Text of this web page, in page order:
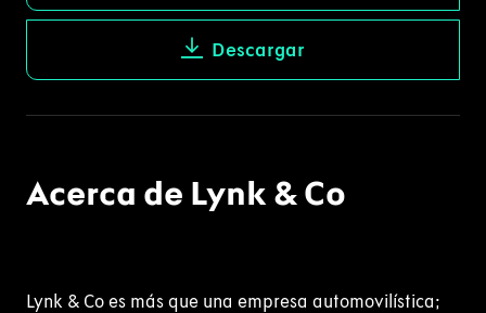
Descargar
Acerca de Lynk & Co
Lynk & Co es más que una empresa automovilística;